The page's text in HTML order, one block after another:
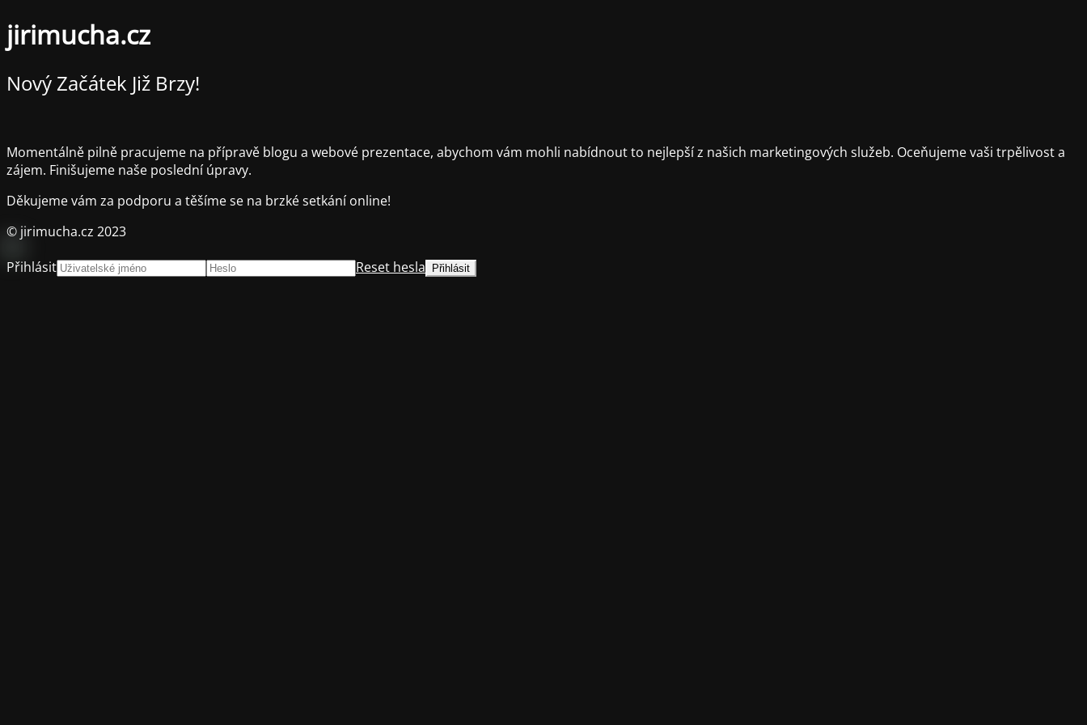
jirimucha.cz
Nový Začátek Již Brzy!
Momentálně pilně pracujeme na přípravě blogu a webové prezentace, abychom vám mohli nabídnout to nejlepší z našich marketingových služeb. Oceňujeme vaši trpělivost a
zájem. Finišujeme naše poslední úpravy.
Děkujeme vám za podporu a těšíme se na brzké setkání online!
© jirimucha.cz 2023
Přihlásit
Reset hesla